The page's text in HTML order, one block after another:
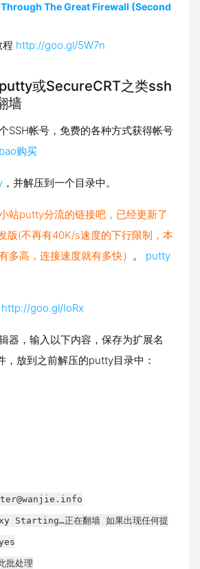
The Great Firewall (Second
http://goo.gl/5W7n
或SecureCRT之类ssh
墙
SSH帐号，免费的各种方式获得帐号
购买
，并解压到一个目录中。
站putty分流的链接吧，已经更新了
版(不再有40K/s速度的下行限制，本
多高，连接速度就有多快） 。 putty
http://goo.gl/IoRx
器，输入以下内容，保存为扩展名
，放到之前解压的putty目录中：
Starting…正在翻墙 如果出现任何提
批处理